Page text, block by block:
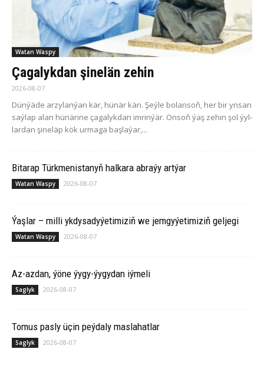
Watan Waspy
Çagalykdan şinelän zehin
2026-08-07
Dün­ýä­de ar­zy­la­n­ýan kär, hü­när kän. Şeý­le bo­lan­soň, her bir yn­san
saý­lap alan hü­nä­ri­ne ça­ga­lyk­dan im­rin­ýär. On­soň ýaş ze­hin şol ýyl­
lar­dan şi­ne­läp kök ur­ma­ga baş­la­ýar,...
Bitarap Türkmenistanyň halkara abraýy artýar
Watan Waspy 2026-08-07
Ýaşlar – milli ykdysadyýetimiziň we jemgyýetimiziň geljegi
Watan Waspy 2026-08-07
Az-azdan, ýöne ýygy-ýygydan iýmeli
Saglyk 2026-08-07
Tomus pasly üçin peýdaly maslahatlar
Saglyk 2026-08-07